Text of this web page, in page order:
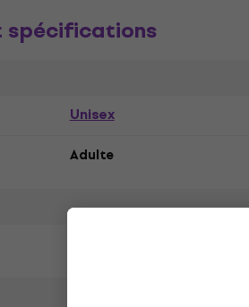
spécifications
Unisex
Adulte